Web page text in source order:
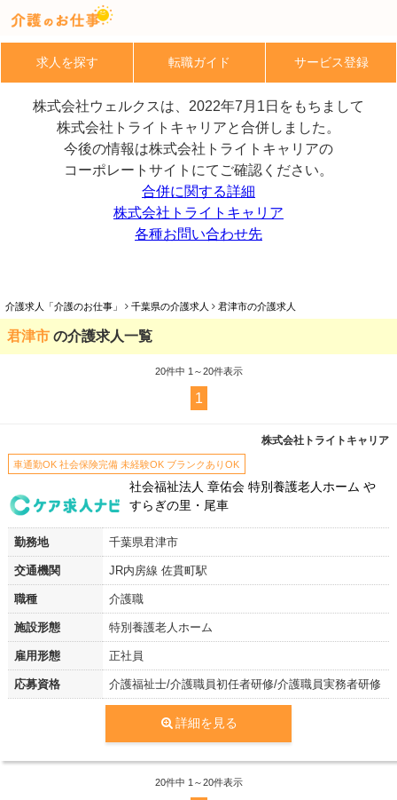
求人を探す 転職ガイド サービス登録
株式会社ウェルクスは、2022年7月1日をもちまして
株式会社トライトキャリアと合併しました。
今後の情報は株式会社トライトキャリアの
コーポレートサイトにてご確認ください。
合併に関する詳細
株式会社トライトキャリア
各種お問い合わせ先
介護求人「介護のお仕事」 千葉県の介護求人 君津市の介護求人
君津市 の介護求人一覧
20件中 1～20件表示
1
株式会社トライトキャリア
車通勤OK 社会保険完備 未経験OK ブランクありOK
社会福祉法人 章佑会 特別養護老人ホーム や
すらぎの里・尾車
勤務地 千葉県君津市
交通機関 JR内房線 佐貫町駅
職種 介護職
施設形態 特別養護老人ホーム
雇用形態 正社員
応募資格 介護福祉士/介護職員初任者研修/介護職員実務者研修
詳細を見る
20件中 1～20件表示